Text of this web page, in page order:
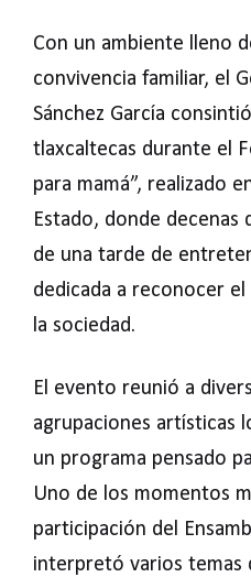
Con un ambiente lleno
convivencia familiar, el
Sánchez García
tlaxcaltecas durante el
para mamá”, realizado
Estado, donde
de una tarde de
dedicada a reconocer
la sociedad.
El evento reunió a
agrupaciones artísticas
un programa pensado
Uno de los momentos
participación del
interpretó varios temas